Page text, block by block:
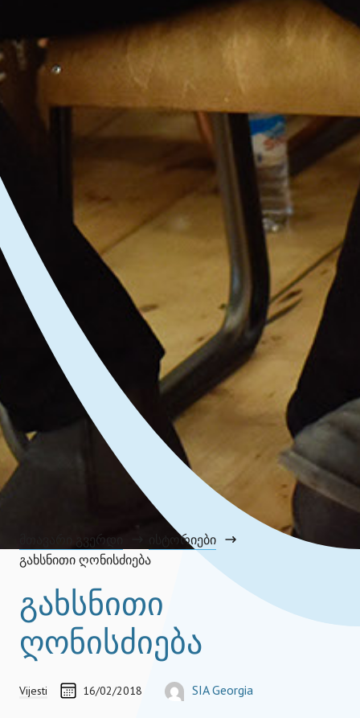
მთავარი გვერდი
ისტორიები
გახსნითი ღონისძიება
გახსნითი
ღონისძიება
Vijesti CREATED ON
16/02/2018 ᲐᲕᲢᲝᲠᲘSIA Georgia